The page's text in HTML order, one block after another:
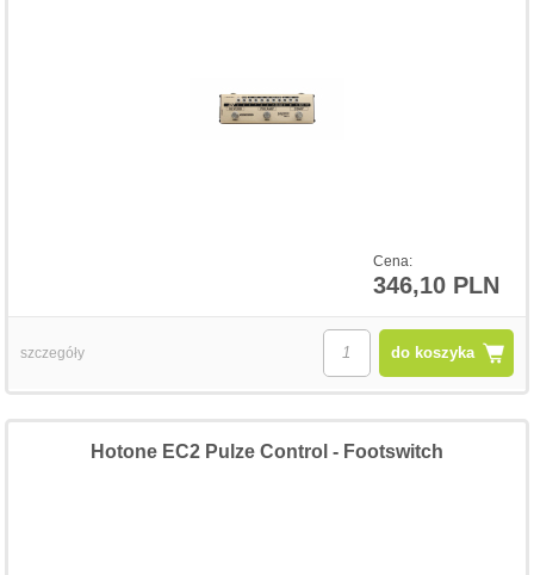
Cena:
346,10 PLN
do koszyka
szczegóły
Hotone EC2 Pulze Control - Footswitch